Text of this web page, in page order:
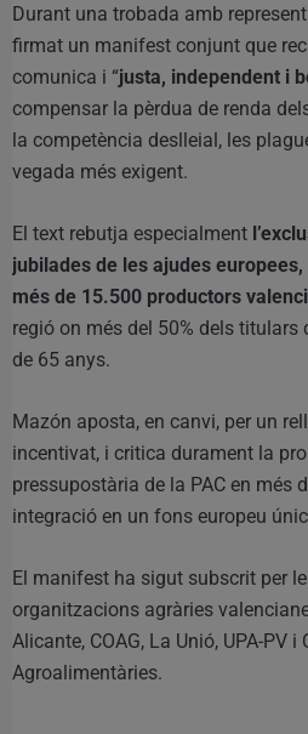
Durant una trobada amb
firmat un manifest conjunt que
comunica i “justa, independent i
compensar la pèrdua de renda
la competència deslleial, les
vegada més exigent.
El text rebutja especialment
jubilades de les ajudes
més de 15.500 productors
regió on més del 50% dels titulars
de 65 anys.
Mazón aposta, en canvi, per un
incentivat, i critica durament la
pressupostària de la PAC en més
integració en un fons europeu
El manifest ha sigut subscrit per
organitzacions agràries
Alicante, COAG, La Unió, UPA-PV i
Agroalimentàries.